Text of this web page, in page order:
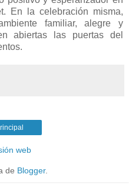
En la celebración misma,
familiar, alegre y
abiertas las puertas del
web
de Blogger.